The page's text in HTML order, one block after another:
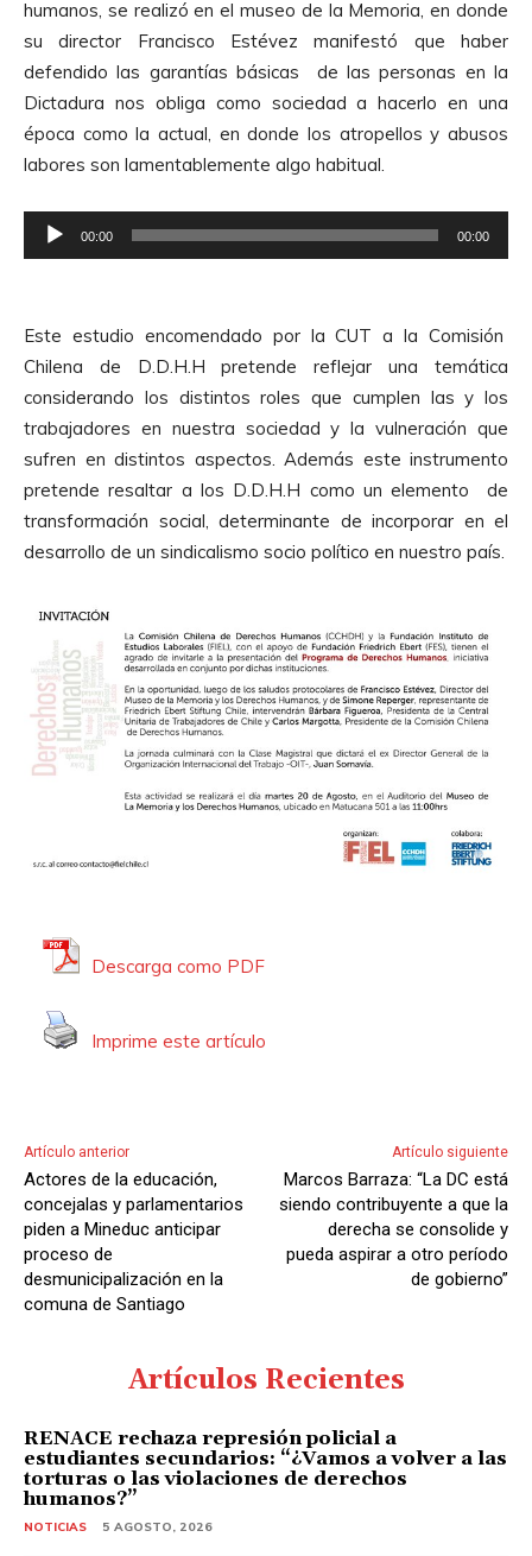
A
u
d
i
o
d
u
c
t
o
r
d
d
i
o
humanos, se realizó en el museo de la Memoria, en donde
su director Francisco Estévez manifestó que haber
defendido las garantías básicas de las personas en la
Dictadura nos obliga como sociedad a hacerlo en una
época como la actual, en donde los atropellos y abusos
labores son lamentablemente algo habitual.
e
o
d
u
c
t
o
r
d
00:00 00:00
Este estudio encomendado por la CUT a la Comisión
Chilena de D.D.H.H pretende reflejar una temática
considerando los distintos roles que cumplen las y los
trabajadores en nuestra sociedad y la vulneración que
sufren en distintos aspectos. Además este instrumento
pretende resaltar a los D.D.H.H como un elemento de
transformación social, determinante de incorporar en el
desarrollo de un sindicalismo socio político en nuestro país.
Descarga como PDF
Imprime este artículo
Artículo anterior
Actores de la educación,
concejalas y parlamentarios
piden a Mineduc anticipar
proceso de
desmunicipalización en la
comuna de Santiago
Artículo siguiente
Marcos Barraza: “La DC está
siendo contribuyente a que la
derecha se consolide y
pueda aspirar a otro período
de gobierno”
Artículos Recientes
RENACE rechaza represión policial a
estudiantes secundarios: “¿Vamos a volver a las
torturas o las violaciones de derechos
humanos?”
NOTICIAS 5 AGOSTO, 2026